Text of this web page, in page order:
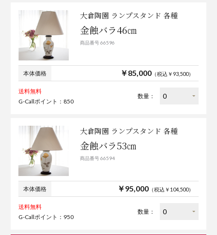
大倉陶園 ランプスタンド 各種
金蝕バラ46㎝
商品番号 66596
本体価格 ￥85,000（税込￥93,500）
送料無料
G-Callポイント：850
数量：
大倉陶園 ランプスタンド 各種
金蝕バラ53㎝
商品番号 66594
本体価格 ￥95,000（税込￥104,500）
送料無料
G-Callポイント：950
数量：